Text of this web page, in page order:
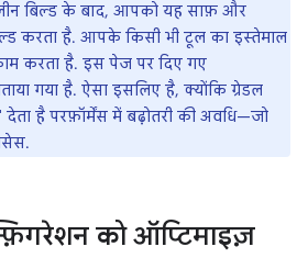
बिल्ड के बाद, आपको यह साफ़ और
करता है. आपके किसी भी टूल का इस्तेमाल
करता है. इस पेज पर दिए गए
गया है. ऐसा इसलिए है, क्योंकि ग्रेडल
है परफ़ॉर्मेंस में बढ़ोतरी की अवधि—जो
को ऑप्टिमाइज़